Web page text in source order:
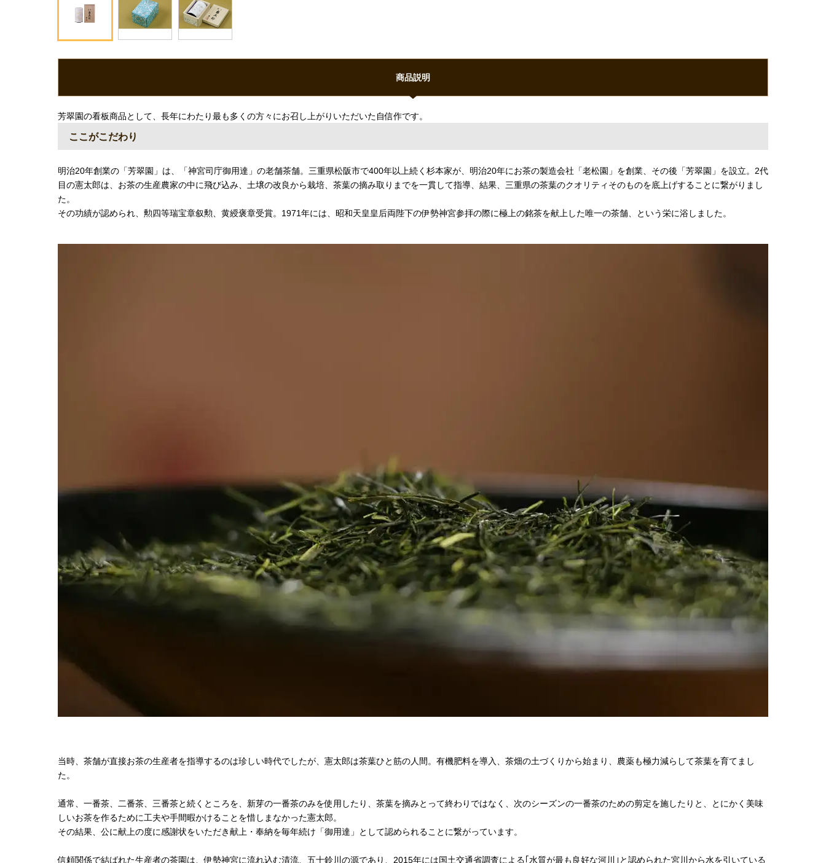
商品説明
芳翠園の看板商品として、長年にわたり最も多くの方々にお召し上がりいただいた自信作です。
ここがこだわり
明治20年創業の「芳翠園」は、「神宮司庁御用達」の老舗茶舗。三重県松阪市で400年以上続く杉本家が、明治20年にお茶の製造会社「老松園」を創業、その後「芳翠園」を設立。2代
目の憲太郎は、お茶の生産農家の中に飛び込み、土壌の改良から栽培、茶葉の摘み取りまでを一貫して指導、結果、三重県の茶葉のクオリティそのものを底上げすることに繋がりまし
た。
その功績が認められ、勲四等瑞宝章叙勲、黄綬褒章受賞。1971年には、昭和天皇皇后両陛下の伊勢神宮参拝の際に極上の銘茶を献上した唯一の茶舗、という栄に浴しました。
当時、茶舗が直接お茶の生産者を指導するのは珍しい時代でしたが、憲太郎は茶葉ひと筋の人間。有機肥料を導入、茶畑の土づくりから始まり、農薬も極力減らして茶葉を育てまし
た。
通常、一番茶、二番茶、三番茶と続くところを、新芽の一番茶のみを使用したり、茶葉を摘みとって終わりではなく、次のシーズンの一番茶のための剪定を施したりと、とにかく美味
しいお茶を作るために工夫や手間暇かけることを惜しまなかった憲太郎。
その結果、公に献上の度に感謝状をいただき献上・奉納を毎年続け「御用達」として認められることに繋がっています。
信頼関係で結ばれた生産者の茶園は、伊勢神宮に流れ込む清流、五十鈴川の源であり、2015年には国土交通省調査による｢水質が最も良好な河川｣と認められた宮川から水を引いている